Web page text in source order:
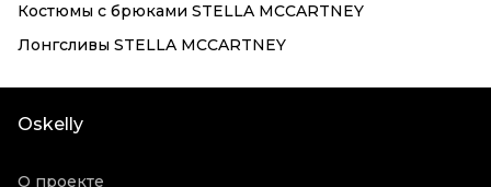
Костюмы с брюками STELLA MCCARTNEY
Лонгсливы STELLA MCCARTNEY
Oskelly
О проекте